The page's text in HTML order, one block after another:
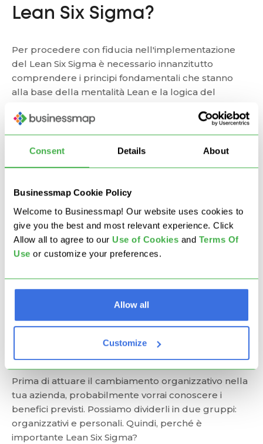
Consent Details About
Businessmap Cookie Policy
Welcome to Businessmap! Our website uses cookies to
give you the best and most relevant experience. Click
Allow all to agree to our Use of Cookies and Terms Of
Use or customize your preferences.
Allow all
Customize
Lean Six Sigma?
Per procedere con fiducia nell'implementazione
del Lean Six Sigma è necessario innanzitutto
comprendere i principi fondamentali che stanno
alla base della mentalità Lean e la logica del
sforzi, è possibile scegliere fra varie tecniche di Lean
Six Sigma, tra cui:
ApproccioKanbanper la gestione del flusso di
lavoro e la limitazione del work in progress
migliorare continuamente;
Kaizen
per una visione improntata all’auto-
sviluppo e al miglioramento continuo;
Mappatura dei flussi di valoreper analizzare e
Benefici dell’Utilizzo di
Lean Six Sigma
Prima di attuare il cambiamento organizzativo nella
tua azienda, probabilmente vorrai conoscere i
benefici previsti. Possiamo dividerli in due gruppi:
organizzativi e personali. Quindi, perché è
importante Lean Six Sigma?